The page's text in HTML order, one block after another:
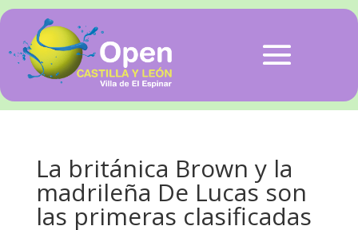
La británica Brown y la
madrileña De Lucas son
las primeras clasificadas